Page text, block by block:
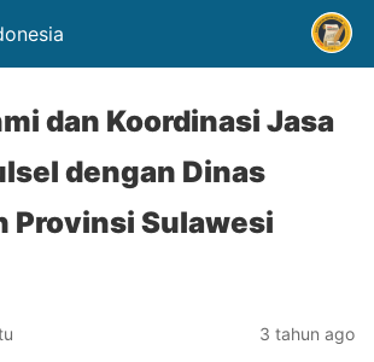
dan Koordinasi Jasa
dengan Dinas
Provinsi Sulawesi
3 tahun ago